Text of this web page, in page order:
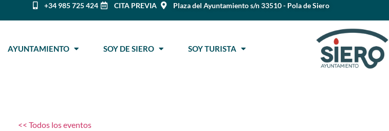
+34 985 725 424 CITA PREVIA Plaza del Ayuntamiento s/n 33510 - Pola de Siero
AYUNTAMIENTO SOY DE SIERO SOY TURISTA
<< Todos los eventos